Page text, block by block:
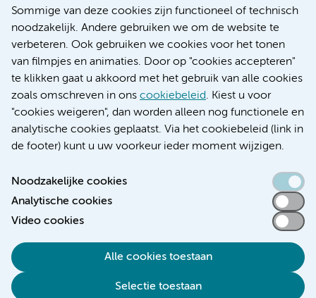
Sommige van deze cookies zijn functioneel of technisch
noodzakelijk. Andere gebruiken we om de website te
verbeteren. Ook gebruiken we cookies voor het tonen
van filmpjes en animaties. Door op "cookies accepteren"
te klikken gaat u akkoord met het gebruik van alle cookies
zoals omschreven in ons cookiebeleid. Kiest u voor
"cookies weigeren", dan worden alleen nog functionele en
analytische cookies geplaatst. Via het cookiebeleid (link in
de footer) kunt u uw voorkeur ieder moment wijzigen.
Noodzakelijke cookies
Analytische cookies
Video cookies
Alle cookies toestaan
Selectie toestaan
Nieuws
Research
Educatie locatie AMC
Educatie locatie VUmc
Verwijzen & diagnostiek
Toegankelijkheidsverklaring
Responsible disclosure